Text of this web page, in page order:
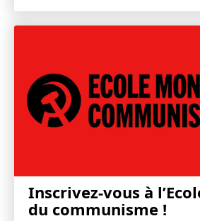
Inscrivez-vous à
du communisme !